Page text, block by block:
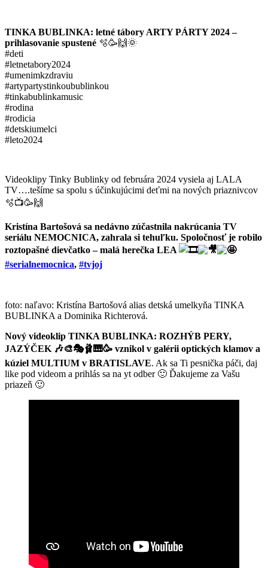
TINKA BUBLINKA: letné tábory ARTY PÁRTY 2024 –
prihlasovanie spustené 🫧🥳🙌🌞
#deti
#letnetabory2024
#umenimkzdraviu
#artypartystinkoubublinkou
#tinkabublinkamusic
#rodina
#rodicia
#detskiumelci
#leto2024
Videoklipy Tinky Bublinky od februára 2024 vysiela aj LALA
TV….tešíme sa spolu s účinkujúcimi deťmi na nových priaznivcov
🫧📺🥳🙌
Kristína Bartošová sa nedávno zúčastnila nakrúcania TV
seriálu NEMOCNICA, zahrala si tehuľku. Spoločnosť je robilo
roztopašné dievčatko – malá herečka LEA
#serialnemocnica, #tvjoj
foto: naľavo: Kristína Bartošová alias detská umelkyňa TINKA
BUBLINKA a Dominika Richterová.
Nový videoklip TINKA BUBLINKA: ROZHÝB PERY,
JAZÝČEK 🎶🎨🎭🩰🎹🥳 vznikol v galérii optických klamov a
kúziel MULTIUM v BRATISLAVE. Ak sa Ti pesnička páči, daj
like pod videom a prihlás sa na yt odber 🙂 Ďakujeme za Vašu
priazeň 🙂